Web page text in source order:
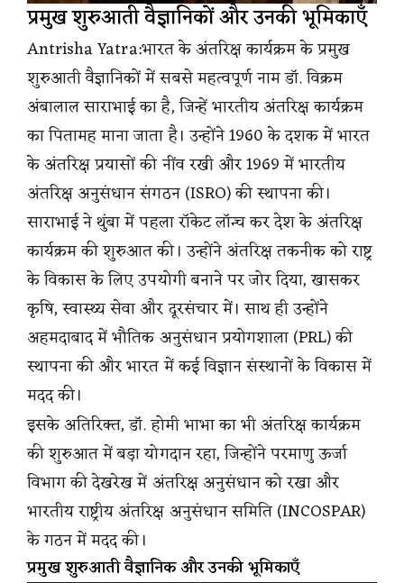
प्रमुख शुरुआती वैज्ञानिकों और उनकी भूमिकाएँ
Antrisha Yatra:भारत के अंतरिक्ष कार्यक्रम के प्रमुख
शुरुआती वैज्ञानिकों में सबसे महत्वपूर्ण नाम डॉ. विक्रम
अंबालाल साराभाई का है, जिन्हें भारतीय अंतरिक्ष कार्यक्रम
का पितामह माना जाता है। उन्होंने 1960 के दशक में भारत
के अंतरिक्ष प्रयासों की नींव रखी और 1969 में भारतीय
अंतरिक्ष अनुसंधान संगठन (ISRO) की स्थापना की।
साराभाई ने थुंबा में पहला रॉकेट लॉन्च कर देश के अंतरिक्ष
कार्यक्रम की शुरुआत की। उन्होंने अंतरिक्ष तकनीक को राष्ट्र
के विकास के लिए उपयोगी बनाने पर जोर दिया, खासकर
कृषि, स्वास्थ्य सेवा और दूरसंचार में। साथ ही उन्होंने
अहमदाबाद में भौतिक अनुसंधान प्रयोगशाला (PRL) की
स्थापना की और भारत में कई विज्ञान संस्थानों के विकास में
मदद की।
इसके अतिरिक्त, डॉ. होमी भाभा का भी अंतरिक्ष कार्यक्रम
की शुरुआत में बड़ा योगदान रहा, जिन्होंने परमाणु ऊर्जा
विभाग की देखरेख में अंतरिक्ष अनुसंधान को रखा और
भारतीय राष्ट्रीय अंतरिक्ष अनुसंधान समिति (INCOSPAR)
के गठन में मदद की।
प्रमुख शुरुआती वैज्ञानिक और उनकी भूमिकाएँ